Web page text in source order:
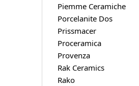
Piemme Ceramiche
Porcelanite Dos
Prissmacer
Proceramica
Provenza
Rak Ceramics
Rako